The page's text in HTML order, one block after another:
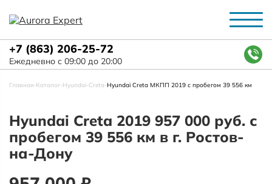
+7 (863) 206-25-72
Ежедневно с 09:00 до 20:00
Главная-Каталог-Hyundai-Creta-Hyundai Creta МКПП 2019 с пробегом 39 556 км
Hyundai Creta 2019 957 000 руб. с
пробегом 39 556 км в г. Ростов-
на-Дону